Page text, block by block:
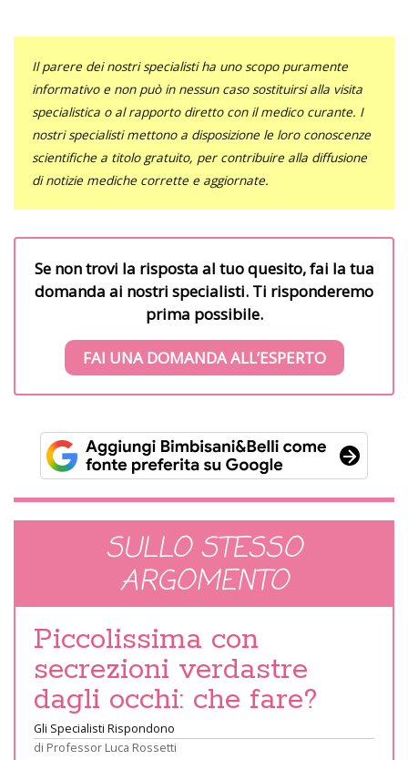
Il parere dei nostri specialisti ha uno scopo puramente
informativo e non può in nessun caso sostituirsi alla visita
specialistica o al rapporto diretto con il medico curante. I
nostri specialisti mettono a disposizione le loro conoscenze
scientifiche a titolo gratuito, per contribuire alla diffusione
di notizie mediche corrette e aggiornate.
Se non trovi la risposta al tuo quesito, fai la tua
domanda ai nostri specialisti. Ti risponderemo
prima possibile.
FAI UNA DOMANDA ALL’ESPERTO
SULLO STESSO
ARGOMENTO
Piccolissima con
secrezioni verdastre
dagli occhi: che fare?
Gli Specialisti Rispondono
di Professor Luca Rossetti